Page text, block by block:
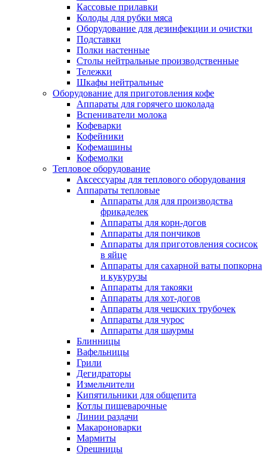
Кассовые прилавки
Колоды для рубки мяса
Оборудование для дезинфекции и очистки
Подставки
Полки настенные
Столы нейтральные производственные
Тележки
Шкафы нейтральные
Оборудование для приготовления кофе
Аппараты для горячего шоколада
Вспениватели молока
Кофеварки
Кофейники
Кофемашины
Кофемолки
Тепловое оборудование
Аксессуары для теплового оборудования
Аппараты тепловые
Аппараты для для производства
фрикаделек
Аппараты для корн-догов
Аппараты для пончиков
Аппараты для приготовления сосисок
в яйце
Аппараты для сахарной ваты попкорна
и кукурузы
Аппараты для такояки
Аппараты для хот-догов
Аппараты для чешских трубочек
Аппараты для чурос
Аппараты для шаурмы
Блинницы
Вафельницы
Грили
Дегидраторы
Измельчители
Кипятильники для общепита
Котлы пищеварочные
Линии раздачи
Макароноварки
Мармиты
Орешницы